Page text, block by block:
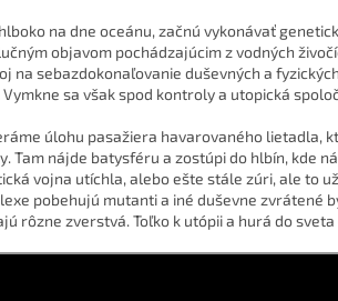
na dne oceánu, začnú vykonávať
objavom pochádzajúcim z vodných
na sebazdokonaľovanie duševných a
Vymkne sa však spod kontroly a utopická
úlohu pasažiera havarovaného lietadla,
Tam nájde batysféru a zostúpi do hlbín, kde
vojna utíchla, alebo ešte stále zúri, ale to
pobehujú mutanti a iné duševne zvrátené
rôzne zverstvá. Toľko k utópii a hurá do sveta